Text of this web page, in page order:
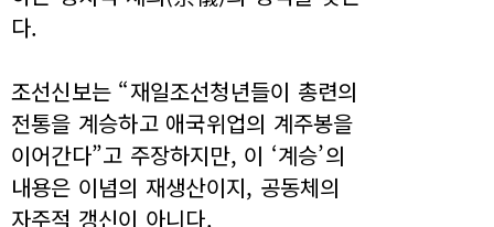
다.
조선신보는 “재일조선청년들이 총련의
전통을 계승하고 애국위업의 계주봉을
이어간다”고 주장하지만, 이 ‘계승’의
내용은 이념의 재생산이지, 공동체의
자주적 갱신이 아니다.